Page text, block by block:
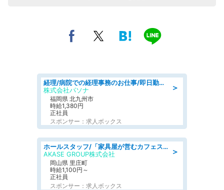
＞
経理/病院での経理事務のお仕事/即日勤務可/車通勤可/経理/一般事務
株式会社パソナ
福岡県 北九州市
時給1,380円
正社員
スポンサー：求人ボックス
＞
ホールスタッフ/「家具屋が営むカフェスタッフ!」週2日～OK!嬉しいまかない付き/岡山県/浅口郡里庄町
AKASE GROUP株式会社
岡山県 里庄町
時給1,100円～
正社員
スポンサー：求人ボックス